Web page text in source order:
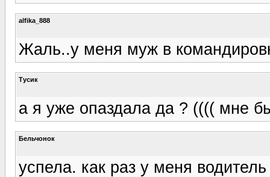
alfika_888
Жаль..у меня муж в
Тусик
а я уже опаздала да ? (((( мне
Бельчонок
успела. как раз у меня